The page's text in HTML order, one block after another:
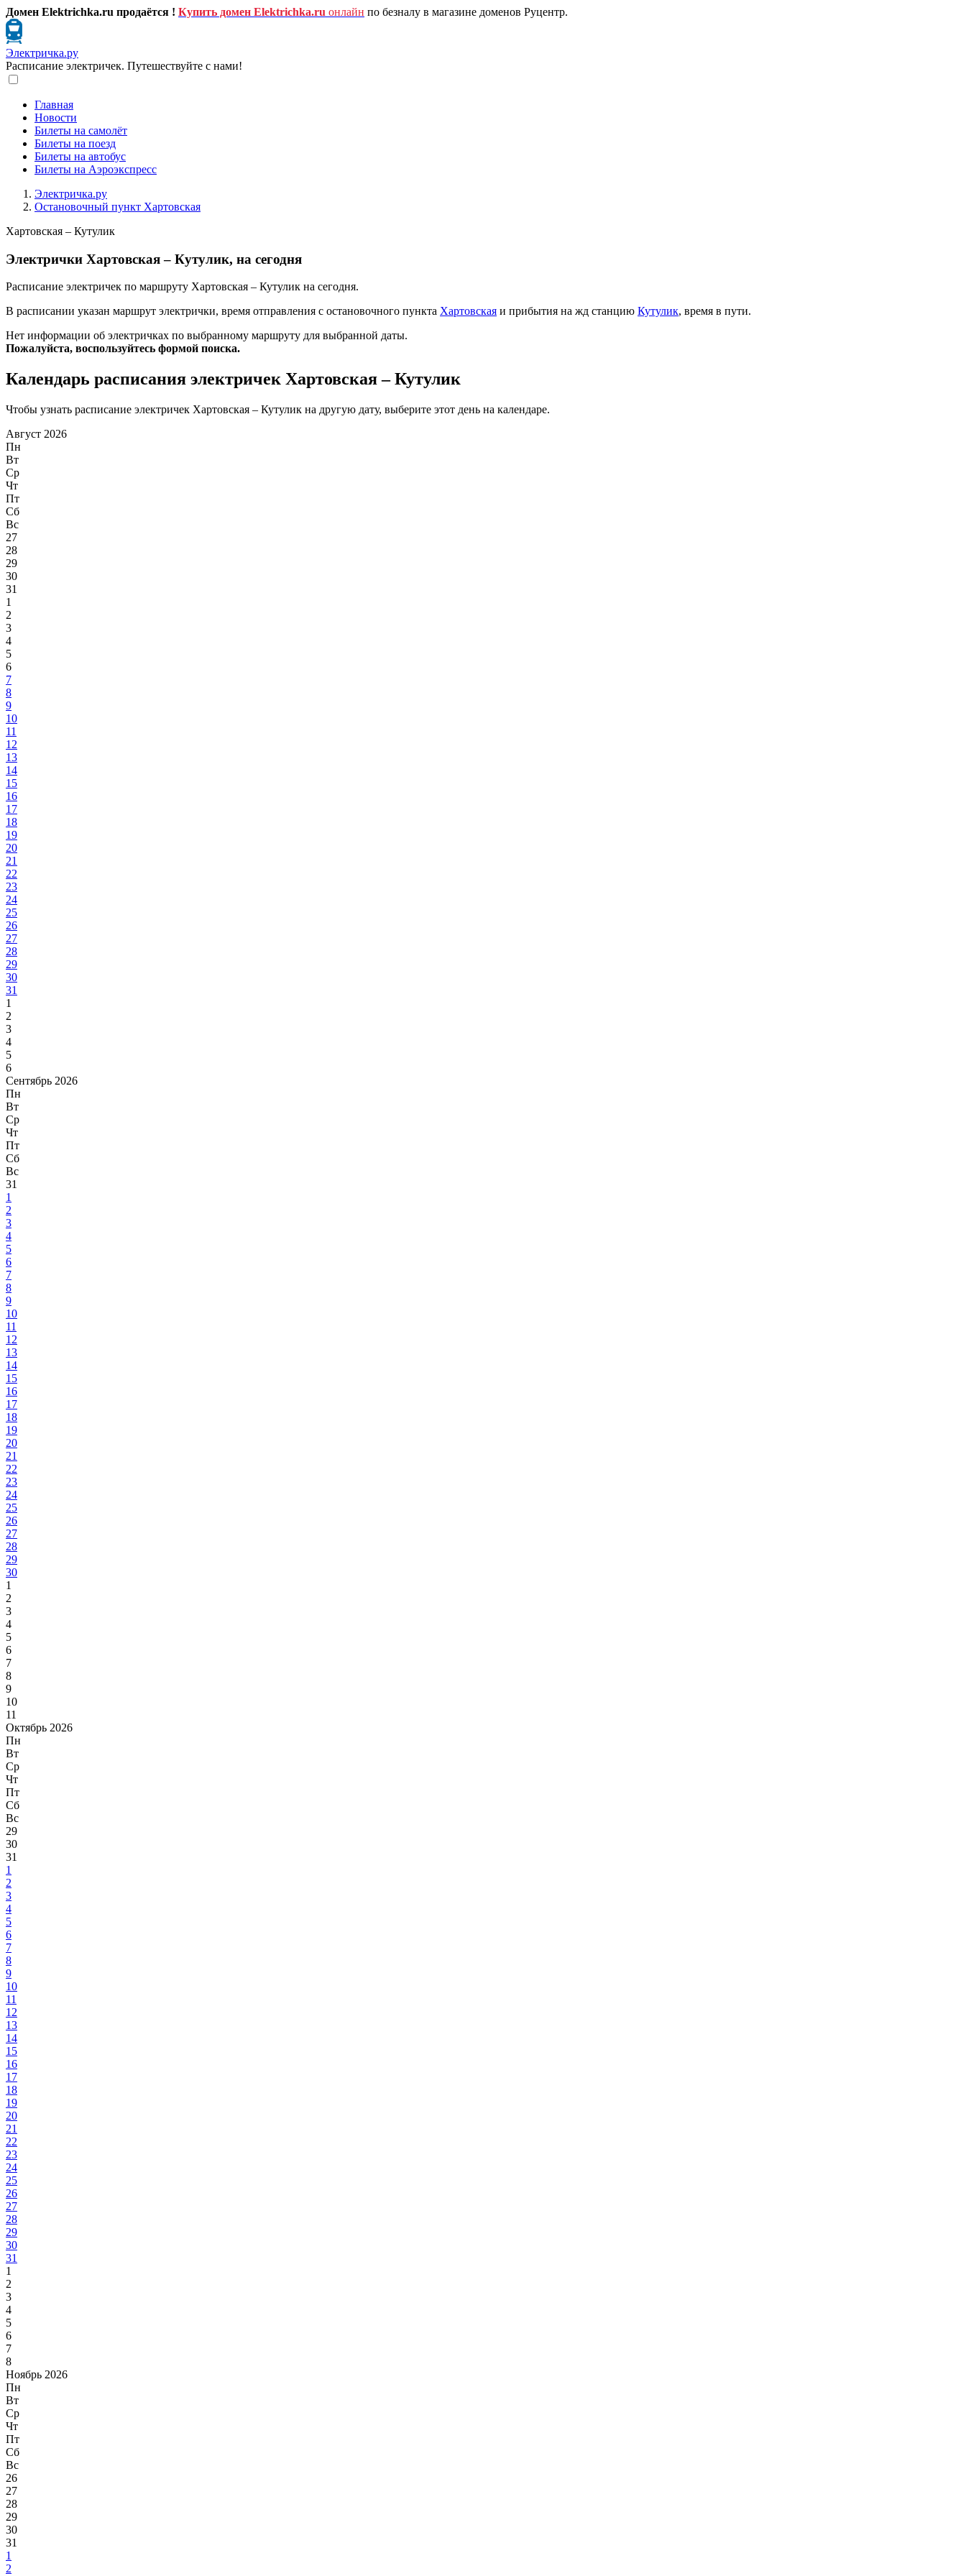
Домен Elektrichka.ru продаётся ! Купить домен Elektrichka.ru онлайн по безналу в магазине доменов Руцентр.
Электричка.ру
Расписание электричек. Путешествуйте с нами!
Главная
Новости
Билеты на самолёт
Билеты на поезд
Билеты на автобус
Билеты на Аэроэкспресс
Электричка.ру
Остановочный пункт Хартовская
Хартовская – Кутулик
Электрички Хартовская – Кутулик, на сегодня
Расписание электричек по маршруту Хартовская – Кутулик на сегодня.
В расписании указан маршрут электрички, время отправления с остановочного пункта Хартовская и прибытия на жд станцию Кутулик, время в пути.
Нет информации об электричках по выбранному маршруту для выбранной даты.
Пожалуйста, воспользуйтесь формой поиска.
Календарь расписания электричек Хартовская – Кутулик
Чтобы узнать расписание электричек Хартовская – Кутулик на другую дату, выберите этот день на календаре.
Август 2026
Пн
Вт
Ср
Чт
Пт
Сб
Вс
27
28
29
30
31
1
2
3
4
5
6
7
8
9
10
11
12
13
14
15
16
17
18
19
20
21
22
23
24
25
26
27
28
29
30
31
1
2
3
4
5
6
Сентябрь 2026
Пн
Вт
Ср
Чт
Пт
Сб
Вс
31
1
2
3
4
5
6
7
8
9
10
11
12
13
14
15
16
17
18
19
20
21
22
23
24
25
26
27
28
29
30
1
2
3
4
5
6
7
8
9
10
11
Октябрь 2026
Пн
Вт
Ср
Чт
Пт
Сб
Вс
29
30
31
1
2
3
4
5
6
7
8
9
10
11
12
13
14
15
16
17
18
19
20
21
22
23
24
25
26
27
28
29
30
31
1
2
3
4
5
6
7
8
Ноябрь 2026
Пн
Вт
Ср
Чт
Пт
Сб
Вс
26
27
28
29
30
31
1
2